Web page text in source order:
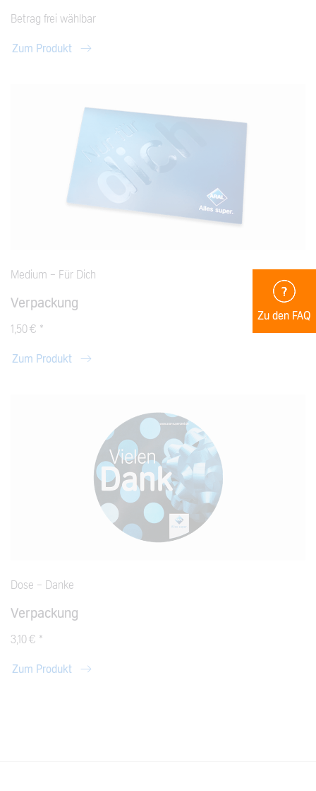
Betrag frei wählbar
Zum Produkt
Medium - Für Dich
Verpackung
1,50 € *
Zum Produkt
Dose - Danke
Verpackung
3,10 € *
Zum Produkt
Zu den FAQ